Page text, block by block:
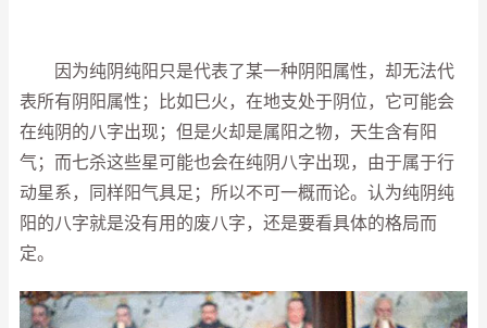
因为纯阴纯阳只是代表了某一种阴阳属性，却无法代
表所有阴阳属性；比如巳火，在地支处于阴位，它可能会
在纯阴的八字出现；但是火却是属阳之物，天生含有阳
气；而七杀这些星可能也会在纯阴八字出现，由于属于行
动星系，同样阳气具足；所以不可一概而论。认为纯阴纯
阳的八字就是没有用的废八字，还是要看具体的格局而
定。